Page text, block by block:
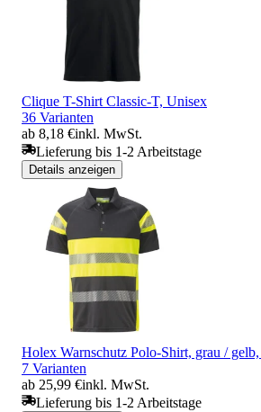
Clique T-Shirt Classic-T, Unisex
36 Varianten
ab 8,18 €inkl. MwSt.
Lieferung bis 1-2 Arbeitstage
Details anzeigen
Holex Warnschutz Polo-Shirt, grau /
7 Varianten
ab 25,99 €inkl. MwSt.
Lieferung bis 1-2 Arbeitstage